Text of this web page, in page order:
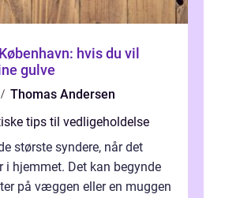
hvis du vil
gulve
Thomas Andersen
tips til vedligeholdelse
største syndere, når det
hjemmet. Det kan begynde
på væggen eller en muggen